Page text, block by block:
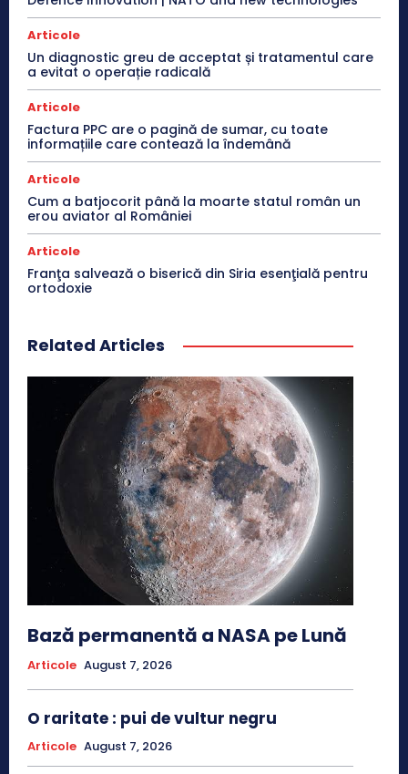
Articole
Un diagnostic greu de acceptat și tratamentul care
a evitat o operație radicală
Articole
Factura PPC are o pagină de sumar, cu toate
informațiile care contează la îndemână
Articole
Cum a batjocorit până la moarte statul român un
erou aviator al României
Articole
Franţa salvează o biserică din Siria esenţială pentru
ortodoxie
Related Articles
Bază permanentă a NASA pe Lună
Articole August 7, 2026
O raritate : pui de vultur negru
Articole August 7, 2026